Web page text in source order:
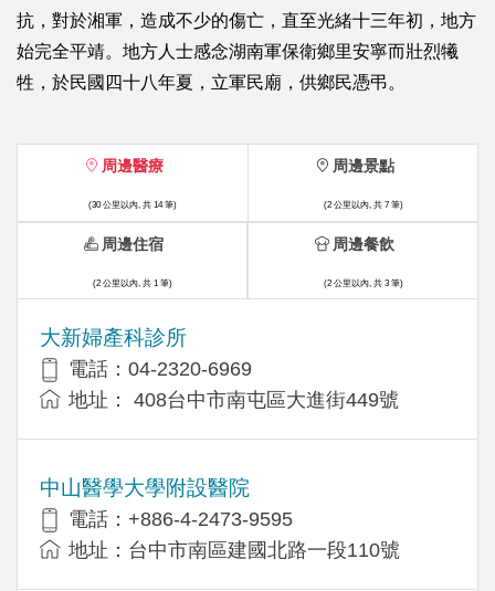
抗，對於湘軍，造成不少的傷亡，直至光緒十三年初，地方
始完全平靖。地方人士感念湖南軍保衛鄉里安寧而壯烈犧
牲，於民國四十八年夏，立軍民廟，供鄉民憑弔。
周邊醫療
(30 公里以內, 共 14 筆)
大新婦產科診所
電話：04-2320-6969
地址： 408台中市南屯區大進街449號
中山醫學大學附設醫院
電話：+886-4-2473-9595
地址：台中市南區建國北路一段110號
周邊景點
(2 公里以內, 共 7 筆)
周邊住宿
(2 公里以內, 共 1 筆)
周邊餐飲
(2 公里以內, 共 3 筆)